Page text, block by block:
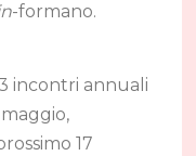
-formano.
incontri annuali
17